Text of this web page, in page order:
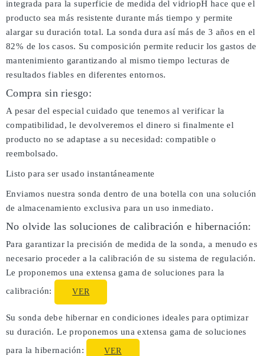
integrada para la superficie de medida del vidriopH hace que el
producto sea más resistente durante más tiempo y permite
alargar su duración total. La sonda dura así más de 3 años en el
82% de los casos. Su composición permite reducir los gastos de
mantenimiento garantizando al mismo tiempo lecturas de
resultados fiables en diferentes entornos.
Compra sin riesgo:
A pesar del especial cuidado que tenemos al verificar la
compatibilidad, le devolveremos el dinero si finalmente el
producto no se adaptase a su necesidad: compatible o
reembolsado.
Listo para ser usado instantáneamente
Enviamos nuestra sonda dentro de una botella con una solución
de almacenamiento exclusiva para un uso inmediato.
No olvide las soluciones de calibración e hibernación:
Para garantizar la precisión de medida de la sonda, a menudo es
necesario proceder a la calibración de su sistema de regulación.
Le proponemos una extensa gama de soluciones para la
calibración:
VER
Su sonda debe hibernar en condiciones ideales para optimizar
su duración. Le proponemos una extensa gama de soluciones
para la hibernación:
VER